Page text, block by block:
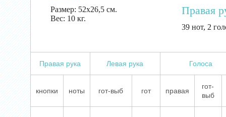
Размер: 52х26,5 см.
Вес: 10 кг.
Правая
39 нот, 2
Правая рука Левая рука Голоса
кнопки ноты гот-выб гот правая
гот-
выб